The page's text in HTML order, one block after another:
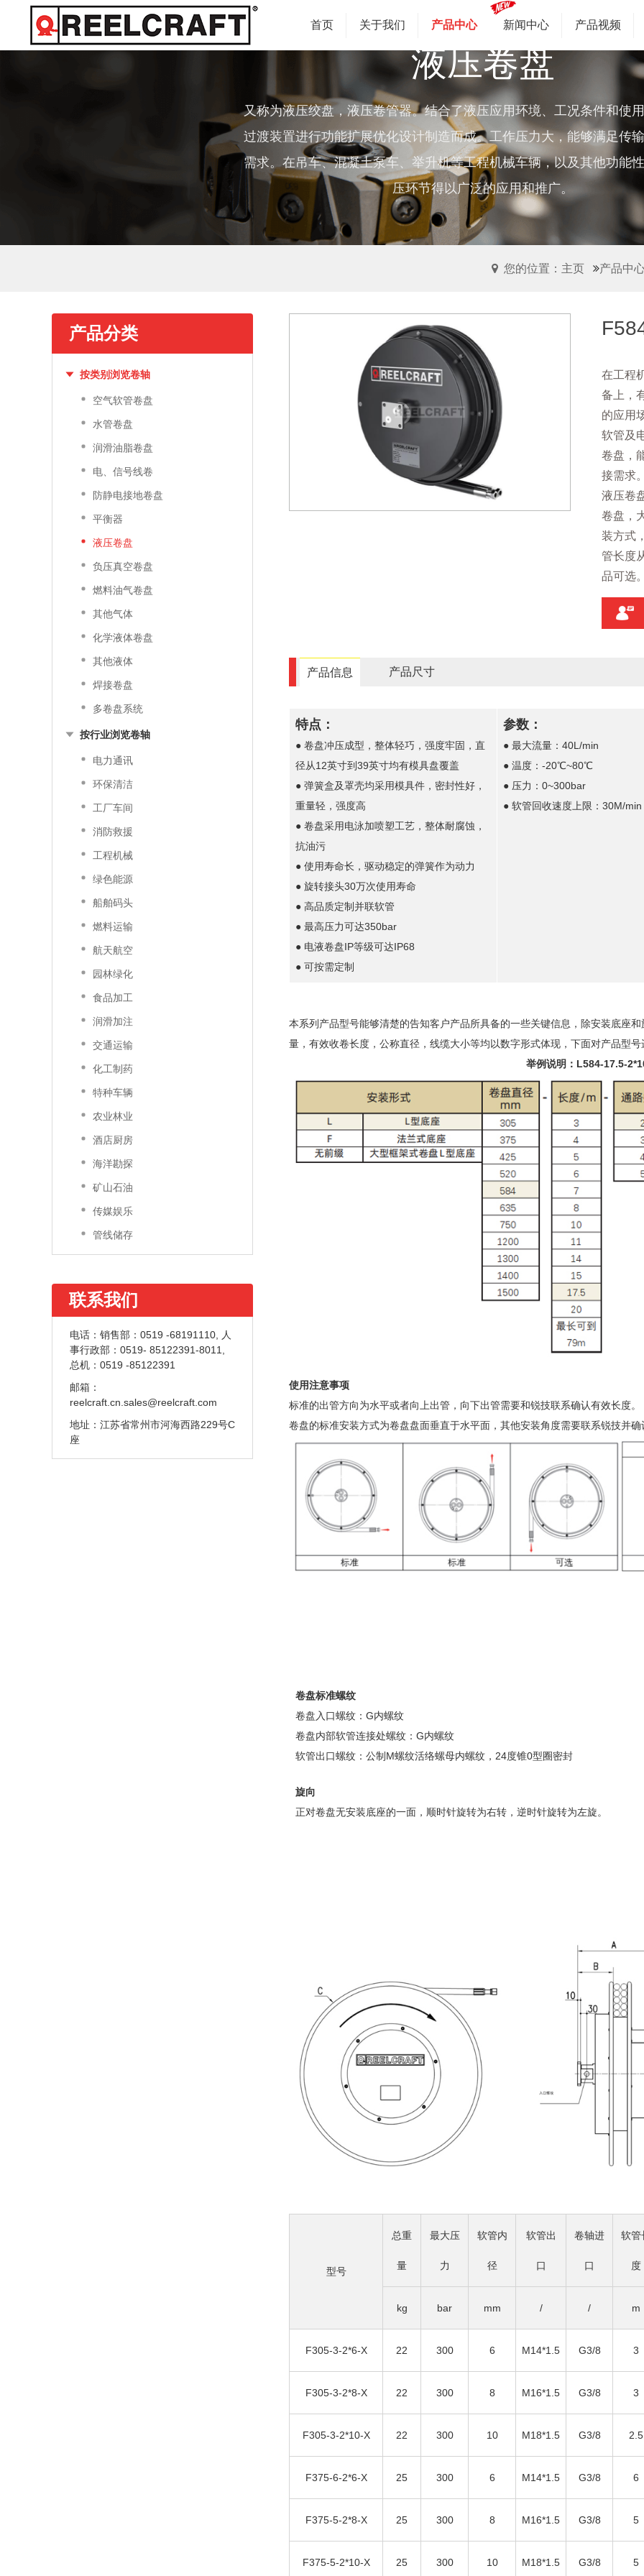
首页 关于我们 产品中心 新闻中心 产品视频
液压卷盘
又称为液压绞盘，液压卷管器。结合了液压应用环境、工况条件和使
过渡装置进行功能扩展优化设计制造而成。工作压力大，能够满足传
需求。在吊车、混凝土泵车、举升机等工程机械车辆，以及其他功能
压环节得以广泛的应用和推广。
您的位置：主页 产品中
产品分类
按类别浏览卷轴
空气软管卷盘
水管卷盘
润滑油脂卷盘
电、信号线卷
防静电接地卷盘
平衡器
液压卷盘
负压真空卷盘
燃料油气卷盘
其他气体
化学液体卷盘
其他液体
焊接卷盘
多卷盘系统
按行业浏览卷轴
电力通讯
环保清洁
工厂车间
消防救援
工程机械
绿色能源
船舶码头
燃料运输
航天航空
园林绿化
食品加工
润滑加注
交通运输
化工制药
特种车辆
农业林业
酒店厨房
海洋勘探
矿山石油
传媒娱乐
管线储存
联系我们
电话： 销售部：0519 -68191110, 人
事行政部：0519- 85122391-8011,
总机：0519 -85122391
邮箱：
reelcraft.cn.sales@reelcraft.com
地址： 江苏省常州市河海西路229号C
座
在工程
备上，
的应用
软管及
卷盘，
接需求
液压卷
卷盘，
装方式
管长度
品可选
产品信息 产品尺寸
特点：
● 卷盘冲压成型，整体轻巧，强度牢固，直
径从12英寸到39英寸均有模具盘覆盖
● 弹簧盒及罩壳均采用模具件，密封性好，
重量轻，强度高
● 卷盘采用电泳加喷塑工艺，整体耐腐蚀，
抗油污
● 使用寿命长，驱动稳定的弹簧作为动力
● 旋转接头30万次使用寿命
● 高品质定制并联软管
● 最高压力可达350bar
● 电液卷盘IP等级可达IP68
● 可按需定制
参数：
● 最大流量：40L/min
● 温度：-20℃~80℃
● 压力：0~300bar
● 软管回收速度上限：30M/min
本系列产品型号能够清楚的告知客户产品所具备的一些关键信息，除安装底座
量，有效收卷长度，公称直径，线缆大小等均以数字形式体现，下面对产品型
举例说明：L584-17.5-
使用注意事项
标准的出管方向为水平或者向上出管，向下出管需要和锐技联系确认有效长度。
卷盘的标准安装方式为卷盘盘面垂直于水平面，其他安装角度需要联系锐技并确
卷盘标准螺纹
卷盘入口螺纹：G内螺纹
卷盘内部软管连接处螺纹：G内螺纹
软管出口螺纹：公制M螺纹活络螺母内螺纹，24度锥0型圈密封
旋向
正对卷盘无安装底座的一面，顺时针旋转为右转，逆时针旋转为左旋。
型号
总重
量
最大压
力
软管内
径
软管出
口
卷轴进
口
软管
度
kg bar mm / / m
F305-3-2*6-X 22 300 6 M14*1.5 G3/8 3
F305-3-2*8-X 22 300 8 M16*1.5 G3/8 3
F305-3-2*10-X 22 300 10 M18*1.5 G3/8 2.5
F375-6-2*6-X 25 300 6 M14*1.5 G3/8 6
F375-5-2*8-X 25 300 8 M16*1.5 G3/8 5
F375-5-2*10-X 25 300 10 M18*1.5 G3/8 5